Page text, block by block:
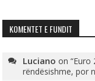
KOMENTET E FUNDIT
Luciano on“Euro
rëndësishme, por